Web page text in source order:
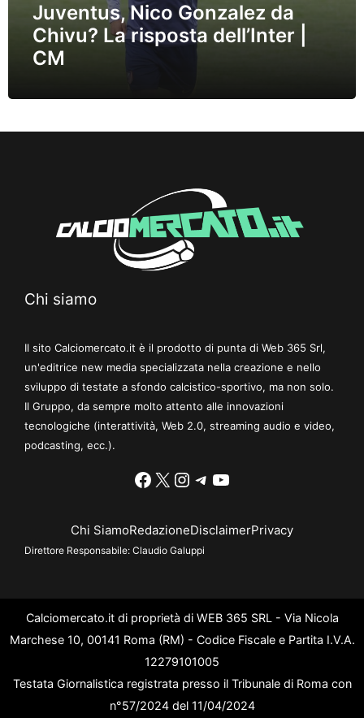
Juventus, Nico Gonzalez da
Chivu? La risposta dell’Inter |
CM
Chi siamo
Il sito Calciomercato.it è il prodotto di punta di Web 365 Srl,
un'editrice new media specializzata nella creazione e nello
sviluppo di testate a sfondo calcistico-sportivo, ma non solo.
Il Gruppo, da sempre molto attento alle innovazioni
tecnologiche (interattività, Web 2.0, streaming audio e video,
podcasting, ecc.).
Facebook
X Instagram
Telegram
YouTube
Chi SiamoRedazioneDisclaimerPrivacy
Direttore Responsabile: Claudio Galuppi
Calciomercato.it di proprietà di WEB 365 SRL - Via Nicola
Marchese 10, 00141 Roma (RM) - Codice Fiscale e Partita I.V.A.
12279101005
Testata Giornalistica registrata presso il Tribunale di Roma con
n°57/2024 del 11/04/2024